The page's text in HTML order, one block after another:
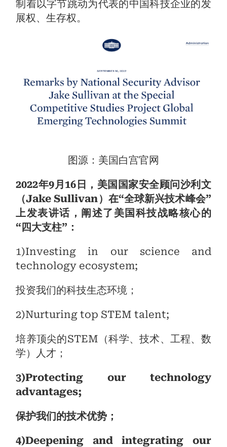
制着以字节跳动为代表的中国科技企业的发
展权、生存权。
图源：美国白宫官网
2022年9月16日，美国国家安全顾问沙利文
（Jake Sullivan）在“全球新兴技术峰会”
上发表讲话，阐述了美国科技战略核心的
“四大支柱”：
1)Investing in our science and
technology ecosystem;
投资我们的科技生态环境；
2)Nurturing top STEM talent;
培养顶尖的STEM（科学、技术、工程、数
学）人才；
3)Protecting our technology
advantages;
保护我们的技术优势；
4)Deepening and integrating our